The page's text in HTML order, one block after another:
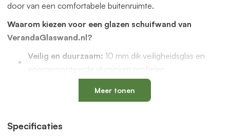
door van een comfortabele buitenruimte.
Waarom kiezen voor een glazen schuifwand van
VerandaGlaswand.nl?
Veilig en duurzaam: 10 mm dik veiligheidsglas en
voorgemonteerde aluminium profielen
met een vervangbaar loopspoor,
geïntegreerde waterafvoer en verkrijgbaar in antraciet
Verstelbare kunststof wielen
Meer tonen
Specificaties